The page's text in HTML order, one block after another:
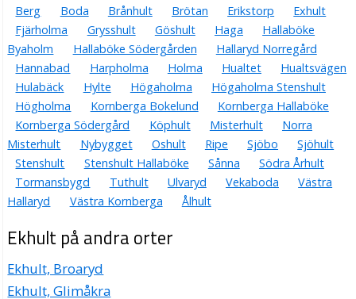
Berg Boda Brånhult Brötan Erikstorp
Exhult
Fjärholma
Grysshult Göshult Haga
Hallaböke
Byaholm
Hallaböke Södergården
Hallaryd Norregård
Hannabad
Harpholma Holma Hualtet
Hualtsvägen
Hulabäck
Hylte Högaholma
Högaholma Stenshult
Högholma
Kornberga Bokelund
Kornberga Hallaböke
Kornberga Södergård
Köphult Misterhult
Norra
Misterhult
Nybygget Oshult Ripe Sjöbo
Sjöhult
Stenshult
Stenshult Hallaböke Sånna
Södra Århult
Tormansbygd
Tuthult Ulvaryd Vekaboda
Västra
Hallaryd
Västra Kornberga Ålhult
Ekhult på andra orter
Ekhult, Broaryd
Ekhult, Glimåkra